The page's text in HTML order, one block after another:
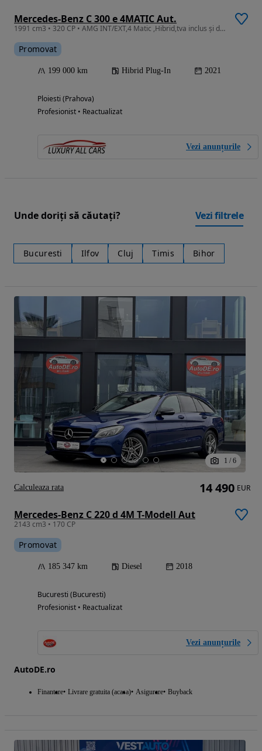
Mercedes-Benz C 300 e 4MATIC Aut.
1991 cm3 • 320 CP • AMG INT/EXT,4 Matic ,Hibrid,tva inclus și deductibil
Promovat
199 000 km Hibrid Plug-In 2021
Ploiesti (Prahova)
Profesionist • Reactualizat
Vezi anunțurile
Unde doriți să căutați? Vezi filtrele
Bucuresti Ilfov Cluj Timis Bihor
1 / 6
Mercedes-Benz C 220 d 4M T-Modell Aut
2143 cm3 • 170 CP
Promovat
185 347 km Diesel 2018
Bucuresti (Bucuresti)
Profesionist • Reactualizat
Vezi anunțurile
AutoDE.ro
Finantare Livrare gratuita (acasa) Asigurare Buyback
14 490 EUR
Calculeaza rata